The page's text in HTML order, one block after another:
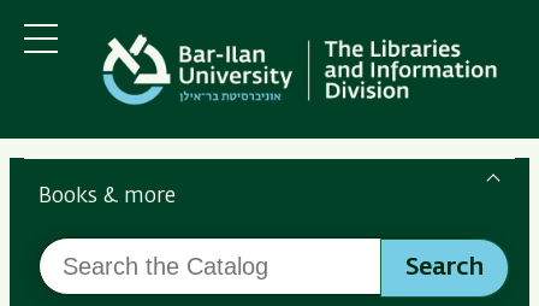
main
content
main
Navigation
Menu
Search
the
Ilan
Libraries
Books & more
Search
the
Search